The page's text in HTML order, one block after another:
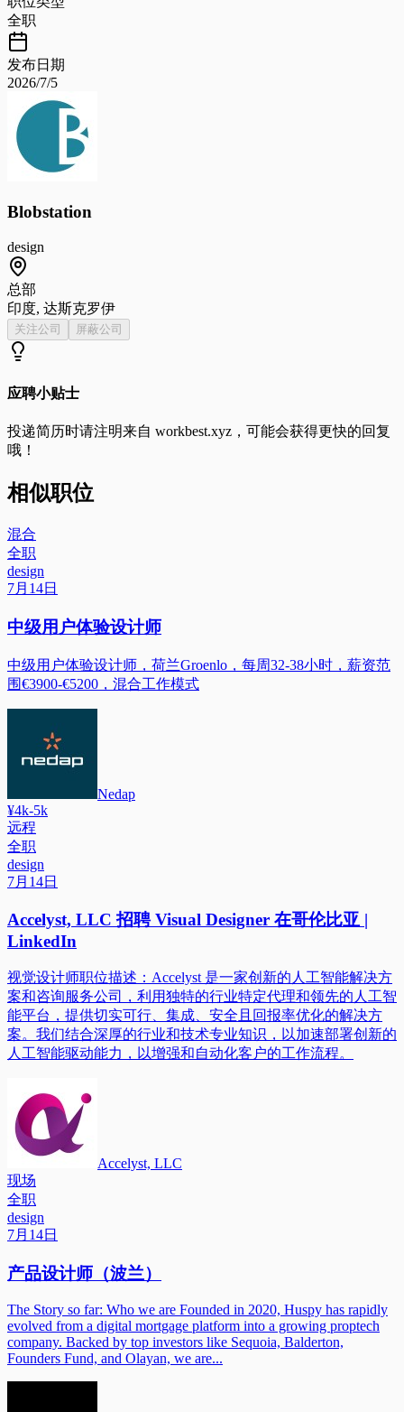
全职
发布日期
2026/7/5
Blobstation
design
总部
印度, 达斯克罗伊
关注公司 屏蔽公司
应聘小贴士
投递简历时请注明来自 workbest.xyz ，可能会获得更快的回复
哦！
相似职位
混合
全职
design
7月14日
中级用户体验设计师
中级用户体验设计师，荷兰Groenlo，每周32-38小时，薪资范
围€3900-€5200，混合工作模式
Nedap
¥4k-5k
远程
全职
design
7月14日
Accelyst, LLC 招聘 Visual Designer 在哥伦比亚 |
LinkedIn
视觉设计师职位描述：Accelyst 是一家创新的人工智能解决方
案和咨询服务公司，利用独特的行业特定代理和领先的人工智
能平台，提供切实可行、集成、安全且回报率优化的解决方
案。我们结合深厚的行业和技术专业知识，以加速部署创新的
人工智能驱动能力，以增强和自动化客户的工作流程。
Accelyst, LLC
现场
全职
design
7月14日
产品设计师（波兰）
The Story so far: Who we are Founded in 2020, Huspy has rapidly
evolved from a digital mortgage platform into a growing proptech
company. Backed by top investors like Sequoia, Balderton,
Founders Fund, and Olayan, we are...